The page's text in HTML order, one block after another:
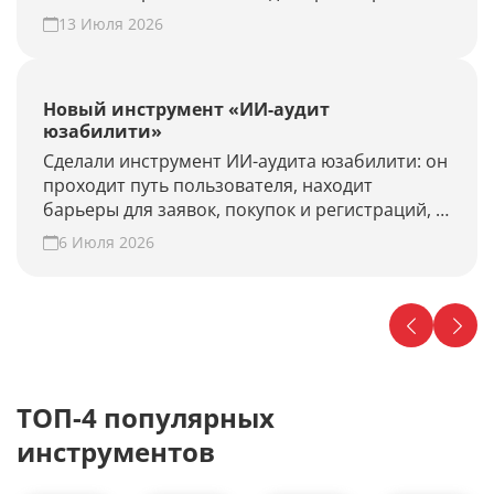
13 Июля 2026
Новый инструмент «ИИ-аудит
юзабилити»
Сделали инструмент ИИ-аудита юзабилити: он
проходит путь пользователя, находит
барьеры для заявок, покупок и регистраций, и
предлагает гипотезы для роста конверсии.
Проверьте свой сайт прямо сейчас!
6 Июля 2026
ТОП-4 популярных
инструментов